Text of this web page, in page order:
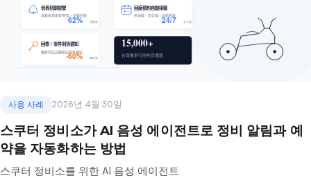
사용 사례 2026년 4월 30일
스쿠터 정비소가 AI 음성 에이전트로 정비 알림과 예
약을 자동화하는 방법
스쿠터 정비소를 위한 AI 음성 에이전트